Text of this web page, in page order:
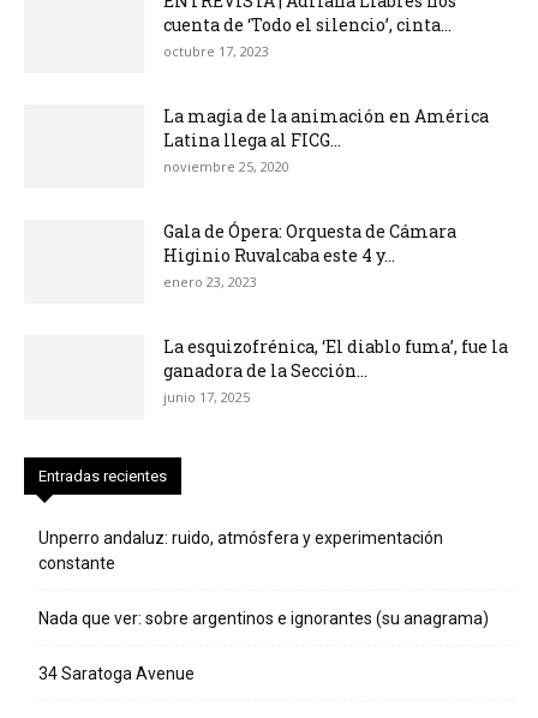
cuenta de ‘Todo el silencio’, cinta...
octubre 17, 2023
La magia de la animación en América
Latina llega al FICG...
noviembre 25, 2020
Gala de Ópera: Orquesta de Cámara
Higinio Ruvalcaba este 4 y...
enero 23, 2023
La esquizofrénica, ‘El diablo fuma’, fue la
ganadora de la Sección...
junio 17, 2025
Entradas recientes
Unperro andaluz: ruido, atmósfera y experimentación
constante
Nada que ver: sobre argentinos e ignorantes (su anagrama)
34 Saratoga Avenue